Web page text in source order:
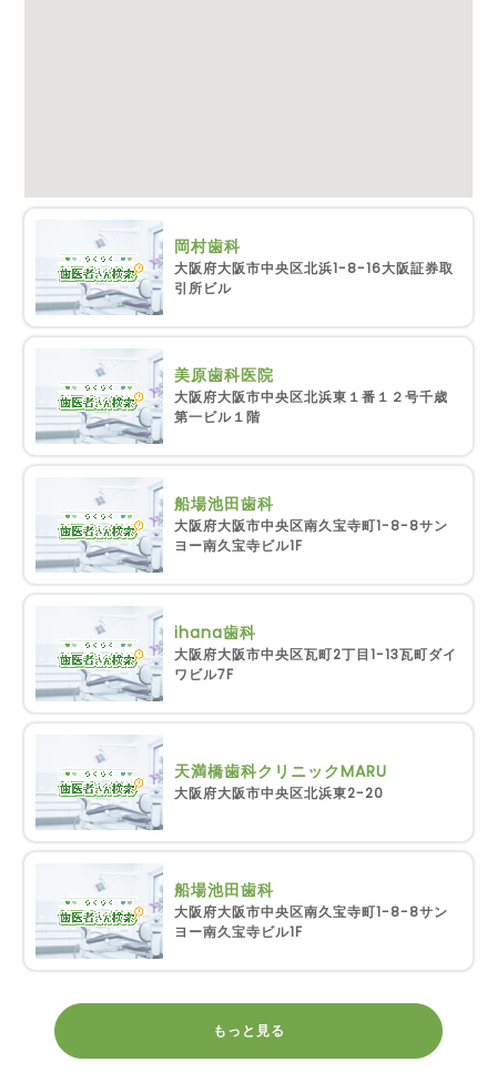
岡村歯科
大阪府大阪市中央区北浜1-8-16大阪証券取
引所ビル
美原歯科医院
大阪府大阪市中央区北浜東１番１２号千歳
第一ビル１階
船場池田歯科
大阪府大阪市中央区南久宝寺町1-8-8サン
ヨー南久宝寺ビル1F
ihana歯科
大阪府大阪市中央区瓦町2丁目1-13瓦町ダイ
ワビル7F
天満橋歯科クリニックMARU
大阪府大阪市中央区北浜東2-20
船場池田歯科
大阪府大阪市中央区南久宝寺町1-8-8サン
ヨー南久宝寺ビル1F
もっと見る